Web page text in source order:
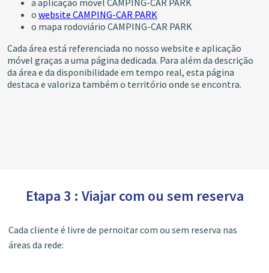
a aplicação móvel CAMPING-CAR PARK
o website CAMPING-CAR PARK
o mapa rodoviário CAMPING-CAR PARK
Cada área está referenciada no nosso website e aplicação
móvel graças a uma página dedicada. Para além da descrição
da área e da disponibilidade em tempo real, esta página
destaca e valoriza também o território onde se encontra.
Etapa 3 : Viajar com ou sem reserva
Cada cliente é livre de pernoitar com ou sem reserva nas
áreas da rede: